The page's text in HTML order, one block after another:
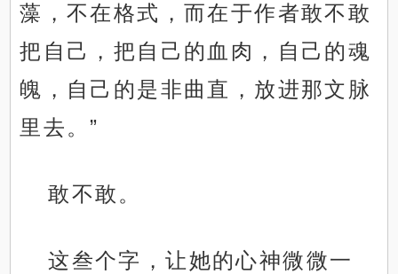
藻，不在格式，而在于作者敢不敢
把自己，把自己的血肉，自己的魂
魄，自己的是非曲直，放进那文脉
里去。”
敢不敢。
这叁个字，让她的心神微微一